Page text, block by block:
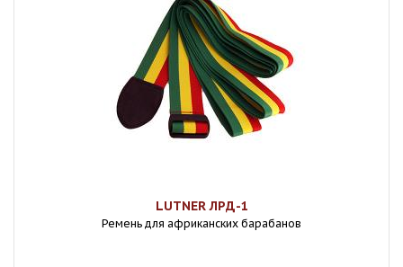
LUTNER ЛРД-1
Ремень для африканских барабанов